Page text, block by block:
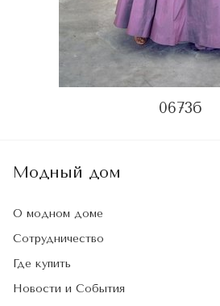
0673б
Модный дом
О модном доме
Сотрудничество
Где купить
Новости и События